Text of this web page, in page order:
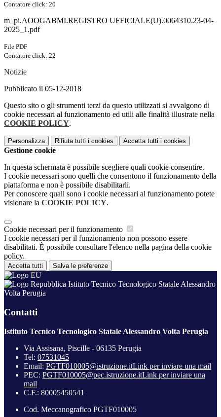
Contatore click: 20
m_pi.AOOGABMI.REGISTRO UFFICIALE(U).0064310.23-04-
2025_1.pdf
File PDF
Contatore click: 22
Notizie
Pubblicato il 05-12-2018
Questo sito o gli strumenti terzi da questo utilizzati si avvalgono di
cookie necessari al funzionamento ed utili alle finalità illustrate nella
COOKIE POLICY.
Personalizza Rifiuta tutti i cookies Accetta tutti i cookies
Gestione cookie
In questa schermata è possibile scegliere quali cookie consentire.
I cookie necessari sono quelli che consentono il funzionamento della
piattaforma e non è possibile disabilitarli.
Per conoscere quali sono i cookie necessari al funzionamento potete
visionare la COOKIE POLICY.
Cookie necessari per il funzionamento
I cookie necessari per il funzionamento non possono essere
disabilitati. È possibile consultare l'elenco nella pagina della cookie
policy.
Accetta tutti Salva le preferenze
Istituto Tecnico Tecnologico Statale Alessandro
Volta Perugia
Contatti
Istituto Tecnico Tecnologico Statale Alessandro Volta Perugia
Via Assisana, Piscille - 06135 Perugia
Tel: 07531045
Email: PGTF010005@istruzione.itLink per inviare una mail
PEC: PGTF010005@pec.istruzione.itLink per inviare una
mail
C.F.: 80005450541
Cod. Meccanografico PGTF010005